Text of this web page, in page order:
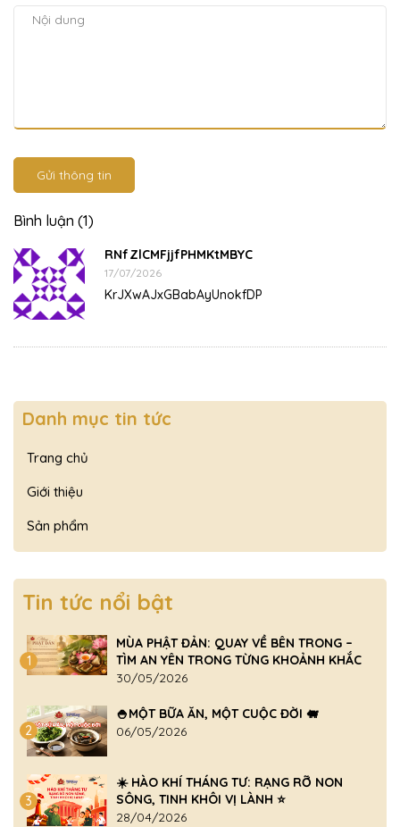
Gửi thông tin
Bình luận (1)
RNfZlCMFjjfPHMKtMBYC
17/07/2026
KrJXwAJxGBabAyUnokfDP
Danh mục tin tức
Trang chủ
Giới thiệu
Sản phẩm
Tin tức nổi bật
1
MÙA PHẬT ĐẢN: QUAY VỀ BÊN TRONG –
TÌM AN YÊN TRONG TỪNG KHOẢNH KHẮC
30/05/2026
2
🍚MỘT BỮA ĂN, MỘT CUỘC ĐỜI 🐖
06/05/2026
3
☀️ HÀO KHÍ THÁNG TƯ: RẠNG RỠ NON
SÔNG, TINH KHÔI VỊ LÀNH ⭐
28/04/2026